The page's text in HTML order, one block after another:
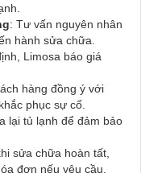
: Tư vấn nguyên nhân
hành sửa chữa.
Limosa báo giá
hàng đồng ý với
phục sự cố.
lại tủ lạnh để đảm bảo
sửa chữa hoàn tất,
đơn nếu yêu cầu.